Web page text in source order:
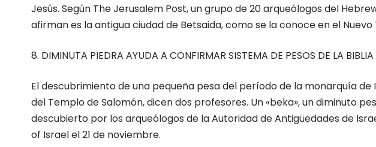
Jesús. Según The Jerusalem Post, un grupo de 20 arqueólogos del
afirman es la antigua ciudad de Betsaida, como se la conoce en el
8. DIMINUTA PIEDRA AYUDA A CONFIRMAR SISTEMA DE PESOS DE LA BIBLIA
El descubrimiento de una pequeña pesa del período de la monarquía
del Templo de Salomón, dicen dos profesores. Un «beka», un diminuto
descubierto por los arqueólogos de la Autoridad de Antigüedades de
of Israel el 21 de noviembre.